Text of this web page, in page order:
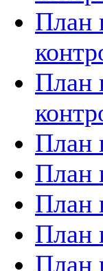
План
План
План
План
План
План
План